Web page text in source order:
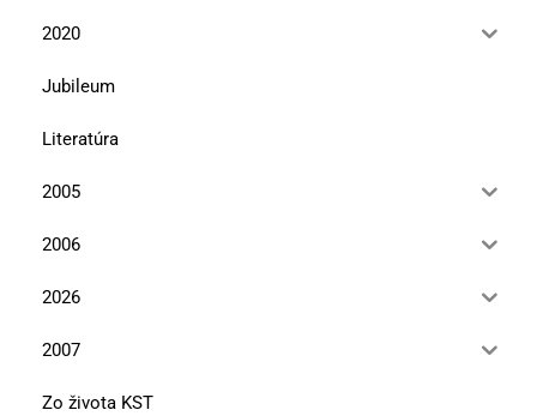
2020
Jubileum
Literatúra
2005
2006
2026
2007
Zo života KST